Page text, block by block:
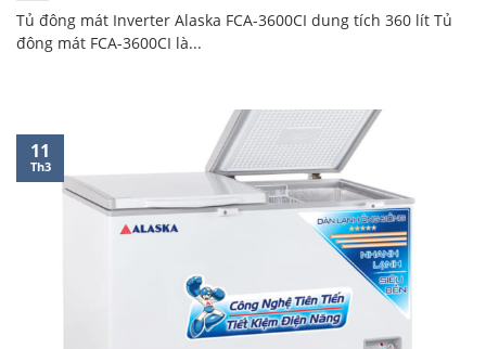
Tủ đông mát Inverter Alaska FCA-3600CI dung tích 360 lít Tủ
đông mát FCA-3600CI là...
11
Th3